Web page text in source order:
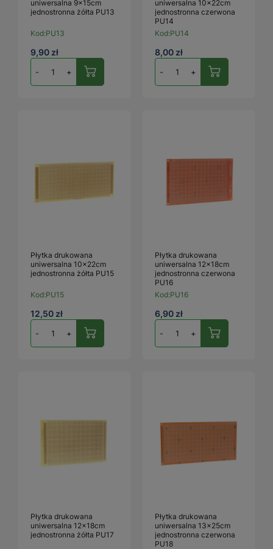
uniwersalna 9x15cm
jednostronna żółta PU13
Kod:PU13
9,90 zł
- +
uniwersalna 10x22cm
jednostronna czerwona
PU14
Kod:PU14
8,00 zł
- +
Płytka drukowana
uniwersalna 10x22cm
jednostronna żółta PU15
Kod:PU15
12,50 zł
- +
Płytka drukowana
uniwersalna 12x18cm
jednostronna czerwona
PU16
Kod:PU16
6,90 zł
- +
Płytka drukowana
uniwersalna 12x18cm
jednostronna żółta PU17
Płytka drukowana
uniwersalna 13x25cm
jednostronna czerwona
PU18